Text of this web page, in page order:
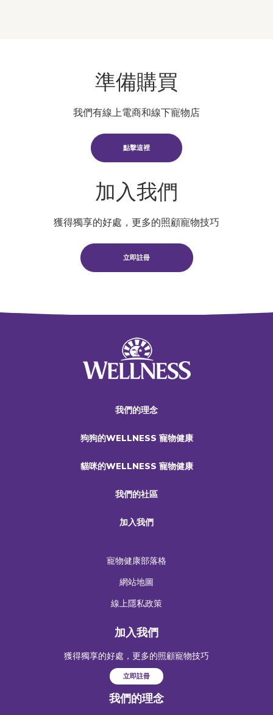
準備購買
我們有線上電商和線下寵物店
點擊這裡
加入我們
獲得獨享的好處，更多的照顧寵物技巧
立即註冊
我們的理念
狗狗的WELLNESS 寵物健康
貓咪的WELLNESS 寵物健康
我們的社區
加入我們
寵物健康部落格
網站地圖
線上隱私政策
加入我們
獲得獨享的好處，更多的照顧寵物技巧
立即註冊
我們的理念